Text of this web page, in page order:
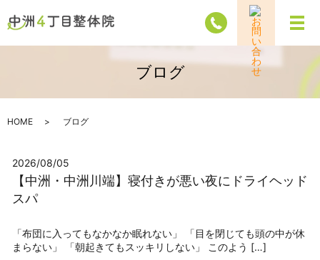
メ
ブログ
HOME ブログ
2026/08/05
【中洲・中洲川端】寝付きが悪い夜にドライヘッド
スパ
「布団に入ってもなかなか眠れない」 「目を閉じても頭の中が休
まらない」 「朝起きてもスッキリしない」 このよう […]